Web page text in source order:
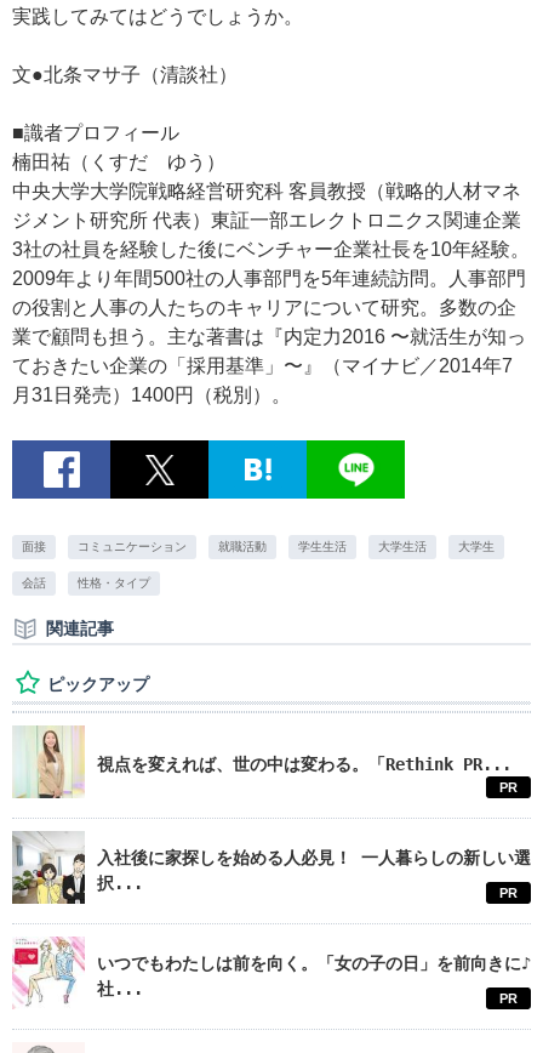
実践してみてはどうでしょうか。
文●北条マサ子（清談社）
■識者プロフィール
楠田祐（くすだ ゆう）
中央大学大学院戦略経営研究科 客員教授（戦略的人材マネ
ジメント研究所 代表）東証一部エレクトロニクス関連企業
3社の社員を経験した後にベンチャー企業社長を10年経験。
2009年より年間500社の人事部門を5年連続訪問。人事部門
の役割と人事の人たちのキャリアについて研究。多数の企
業で顧問も担う。主な著書は『内定力2016 〜就活生が知っ
ておきたい企業の「採用基準」〜』（マイナビ／2014年7
月31日発売）1400円（税別）。
面接 コミュニケーション 就職活動 学生生活 大学生活 大学生
会話 性格・タイプ
関連記事
ピックアップ
視点を変えれば、世の中は変わる。「Rethink PR...
PR
入社後に家探しを始める人必見！ 一人暮らしの新しい選
択...
PR
いつでもわたしは前を向く。「女の子の日」を前向きに♪
社...
PR